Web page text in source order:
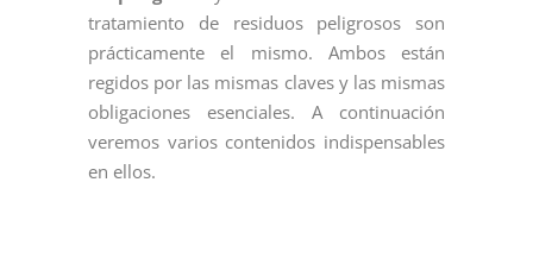
tratamiento de residuos peligrosos son
prácticamente el mismo. Ambos están
regidos por las mismas claves y las mismas
obligaciones esenciales. A continuación
veremos varios contenidos indispensables
en ellos.